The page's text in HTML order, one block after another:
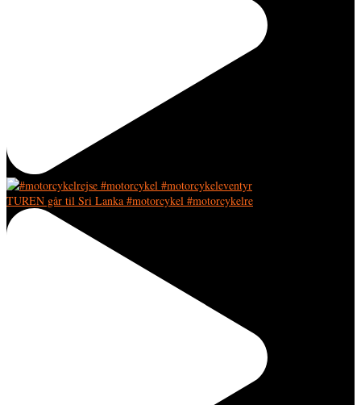
TUREN går til Sri Lanka #motorcykel #motorcykelre